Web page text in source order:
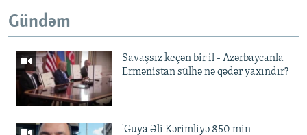
Gündəm
Savaşsız keçən bir il - Azərbaycanla
Ermənistan sülhə nə qədər yaxındır?
'Guya Əli Kərimliyə 850 min